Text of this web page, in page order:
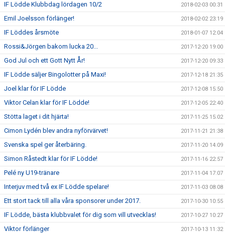
IF Lödde Klubbdag lördagen 10/2 2018-02-03 00:31
Emil Joelsson förlänger! 2018-02-02 23:19
IF Löddes årsmöte 2018-01-07 12:04
Rossi&Jörgen bakom lucka 20... 2017-12-20 19:00
God Jul och ett Gott Nytt År! 2017-12-20 09:33
IF Lödde säljer Bingolotter på Maxi! 2017-12-18 21:35
Joel klar för IF Lödde 2017-12-08 15:50
Viktor Celan klar för IF Lödde! 2017-12-05 22:40
Stötta laget i dit hjärta! 2017-11-25 15:02
Cimon Lydén blev andra nyförvärvet! 2017-11-21 21:38
Svenska spel ger återbäring. 2017-11-20 14:09
Simon Råstedt klar för IF Lödde! 2017-11-16 22:57
Pelé ny U19-tränare 2017-11-04 17:07
Interjuv med två ex IF Lödde spelare! 2017-11-03 08:08
Ett stort tack till alla våra sponsorer under 2017. 2017-10-30 10:55
IF Lödde, bästa klubbvalet för dig som vill utvecklas! 2017-10-27 10:27
Viktor förlänger 2017-10-13 11:32